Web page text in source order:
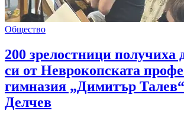
Общество
200 зрелостници получиха
си от Неврокопската
гимназия „Димитър
Делчев